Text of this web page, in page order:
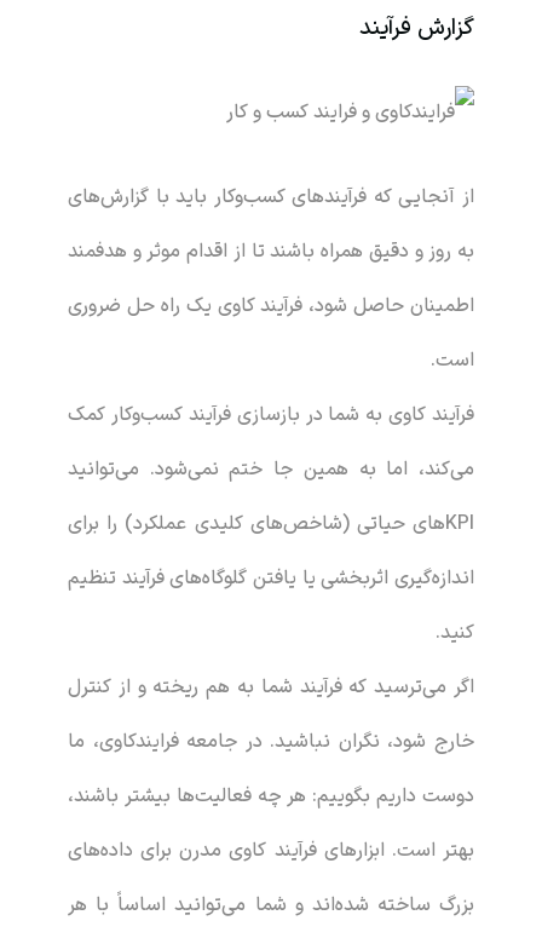
گزارش فرآیند
از آنجایی که فرآیندهای کسب‌وکار باید با گزارش‌های
به روز و دقیق همراه باشند تا از اقدام موثر و هدفمند
اطمینان حاصل شود، فرآیند کاوی یک راه حل ضروری
است.
فرآیند کاوی به شما در بازسازی فرآیند کسب‌وکار کمک
می‌کند، اما به همین جا ختم نمی‌شود. می‌توانید
KPIهای حیاتی (شاخص‌های کلیدی عملکرد) را برای
اندازه‌گیری اثربخشی یا یافتن گلوگاه‌های فرآیند تنظیم
کنید.
اگر می‌ترسید که فرآیند شما به هم ریخته و از کنترل
خارج شود، نگران نباشید. در جامعه فرایندکاوی، ما
دوست داریم بگوییم: هر چه فعالیت‌ها بیشتر باشند،
بهتر است. ابزارهای فرآیند کاوی مدرن برای داده‌های
بزرگ ساخته شده‌اند و شما می‌توانید اساساً با هر